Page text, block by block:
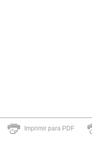
Imprimir para PDF